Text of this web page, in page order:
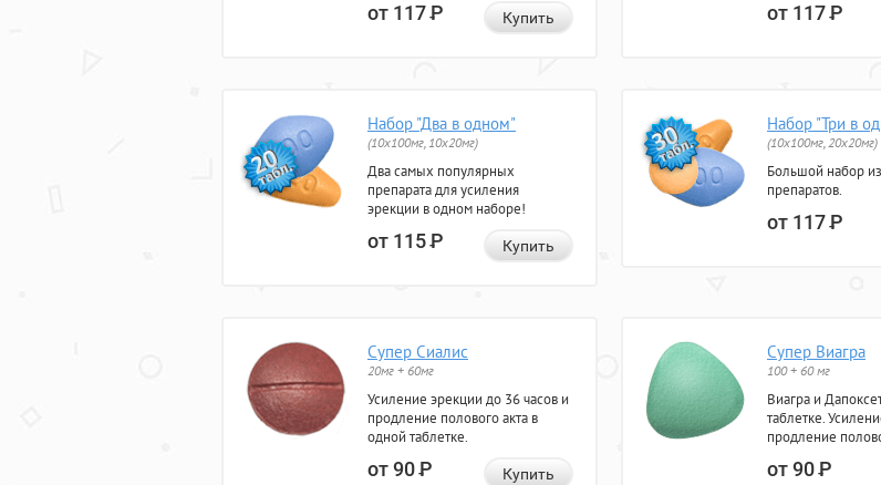
от 117Р Купить от 117Р
Набор "Два в одном"
(10x100мг, 10x20мг)
Два самых популярных
препарата для усиления
эрекции в одном наборе!
от 115Р Купить
Набор "Три в
(10x100мг, 20x20мг)
Большой набор
препаратов.
от 117Р
Супер Сиалис
20мг + 60мг
Усиление эрекции до 36 часов и
продление полового акта в
одной таблетке.
от 90Р Купить
Супер Виагра
100 + 60 мг
Виагра и
таблетке.
продление
от 90Р